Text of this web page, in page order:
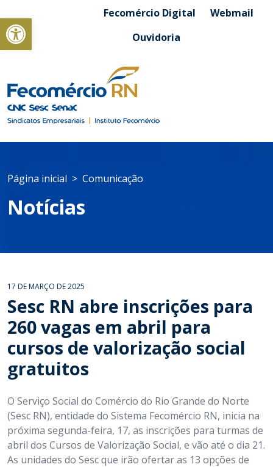
Abrir a barra de ferramentasFecomércio Digital
Webmail
Ouvidoria
Página inicial Comunicação
Notícias
17 DE MARÇO DE 2025
Sesc RN abre inscrições para
260 vagas em abril para
cursos de valorização social
gratuitos
O Serviço Social do Comércio do Rio Grande do Norte
(Sesc RN), entidade do Sistema Fecomércio RN, inicia na
próxima segunda-feira, 17, as inscrições para turmas de
abril dos Cursos de Valorização Social, e vão até o dia 21.
As unidades do Sesc que irão ofertar as 13 opções de